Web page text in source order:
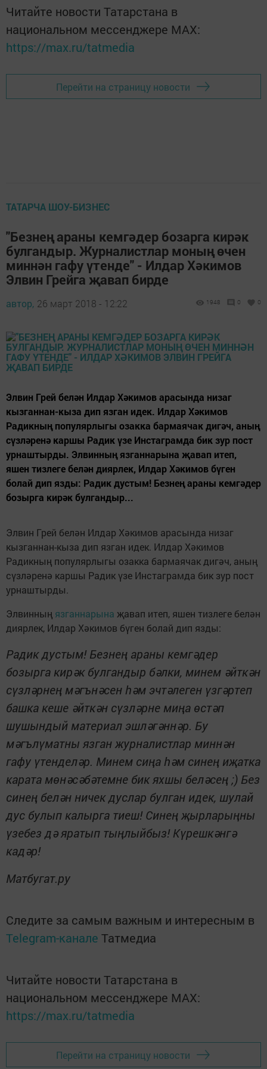
Читайте новости Татарстана в
национальном мессенджере MАХ:
https://max.ru/tatmedia
Перейти на страницу новости
ТАТАРЧА ШОУ-БИЗНЕС
"Безнең араны кемгәдер бозарга кирәк
булгандыр. Журналистлар моның өчен
миннән гафу үтенде" - Илдар Хәкимов
Элвин Грейга җавап бирде
автор, 26 март 2018 - 12:22 1948 0 0
Элвин Грей белән Илдар Хәкимов арасында низаг
кызганнан-кыза дип язган идек. Илдар Хәкимов
Радикның популярлыгы озакка бармаячак дигәч, аның
сүзләренә каршы Радик үзе Инстаграмда бик зур пост
урнаштырды. Элвинның язганнарына җавап итеп,
яшен тизлеге белән диярлек, Илдар Хәкимов бүген
болай дип язды: Радик дустым! Безнең араны кемгәдер
бозырга кирәк булгандыр...
Элвин Грей белән Илдар Хәкимов арасында низаг
кызганнан-кыза дип язган идек. Илдар Хәкимов
Радикның популярлыгы озакка бармаячак дигәч, аның
сүзләренә каршы Радик үзе Инстаграмда бик зур пост
урнаштырды.
Элвинның язганнарына җавап итеп, яшен тизлеге белән
диярлек, Илдар Хәкимов бүген болай дип язды:
Радик дустым! Безнең араны кемгәдер
бозырга кирәк булгандыр бәлки, минем әйткән
сүзләрнең мәгънәсен һәм эчтәлеген үзгәртеп
башка кеше әйткән сүзләрне миңа өстәп
шушындый материал эшләгәннәр. Бу
мәгълүматны язган журналистлар миннән
гафу үтенделәр. Минем сиңа һәм синең иҗатка
карата мөнәсәбәтемне бик яхшы беләсең ;) Без
синең белән ничек дуслар булган идек, шулай
дус булып калырга тиеш! Синең җырларыңны
үзебез дә яратып тыңлыйбыз! Күрешкәнгә
кадәр!
Матбугат.ру
Следите за самым важным и интересным в
Telegram-канале Татмедиа
Читайте новости Татарстана в
национальном мессенджере MАХ:
https://max.ru/tatmedia
Перейти на страницу новости